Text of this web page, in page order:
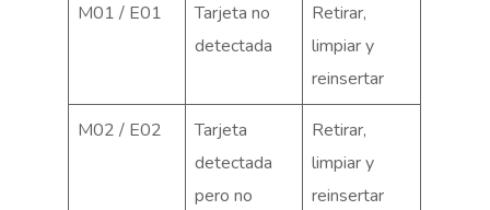
M01 / E01
Tarjeta no
detectada
Retirar,
limpiar y
reinsertar
M02 / E02
Tarjeta
detectada
pero no
Retirar,
limpiar y
reinsertar